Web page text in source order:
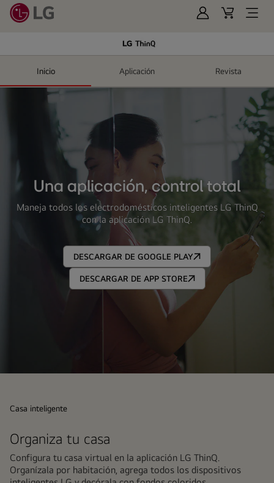
IniciarCart
Open
LG
Inicio Aplicación Revista
muestra
una
mujer
Una aplicación, control total
Maneja todos los electrodomésticos inteligentes LG ThinQ
con la aplicación LG ThinQ.
Una
aplicación,
control
DESCARGAR DE GOOGLE PLAY
Una
aplicación,
control
DESCARGAR DE APP STORE
Casa inteligente
Organiza tu casa
Configura tu casa virtual en la aplicación LG ThinQ.
Organízala por habitación, agrega todos los dispositivos